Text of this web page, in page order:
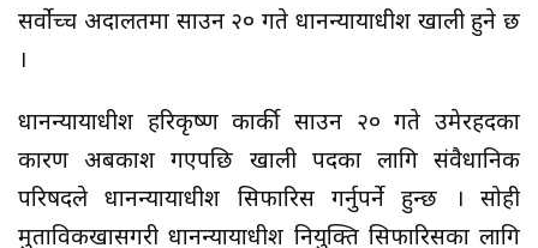
सर्वोच्च अदालतमा साउन २० गते प्रधानन्यायाधीश खाली हुने छ
।
प्रधानन्यायाधीश हरिकृष्ण कार्की साउन २० गते उमेरहदका
कारण अबकाश गएपछि खाली पदका लागि संवैधानिक
परिषदले प्रधानन्यायाधीश सिफारिस गर्नुपर्ने हुन्छ । सोही
मुताविकखासगरी प्रधानन्यायाधीश नियुक्ति सिफारिसका लागि